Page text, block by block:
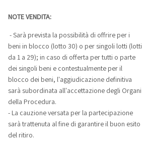
NOTE VENDITA:
- Sarà prevista la possibilità di offrire per i
beni in blocco (lotto 30) o per singoli lotti (lotti
da 1 a 29); in caso di offerta per tutti o parte
dei singoli beni e contestualmente per il
blocco dei beni, l'aggiudicazione definitiva
sarà subordinata all'accettazione degli Organi
della Procedura.
- La cauzione versata per la partecipazione
sarà trattenuta al fine di garantire il buon esito
del ritiro.